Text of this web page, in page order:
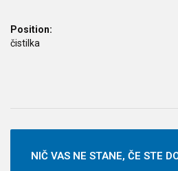
Position:
čistilka
NIČ VAS NE STANE, ČE STE